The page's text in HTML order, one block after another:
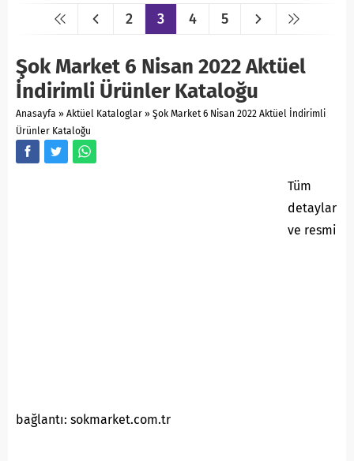
2 3 4 5
Şok Market 6 Nisan 2022 Aktüel
İndirimli Ürünler Kataloğu
Anasayfa » Aktüel Kataloglar » Şok Market 6 Nisan 2022 Aktüel İndirimli
Ürünler Kataloğu
Tüm
detaylar
ve resmi
bağlantı: sokmarket.com.tr